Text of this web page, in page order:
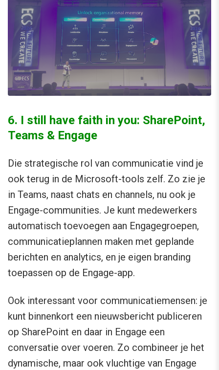
6. I still have faith in you: SharePoint,
Teams & Engage
Die strategische rol van communicatie vind je
ook terug in de Microsoft-tools zelf. Zo zie je
in Teams, naast chats en channels, nu ook je
Engage-communities. Je kunt medewerkers
automatisch toevoegen aan Engagegroepen,
communicatieplannen maken met geplande
berichten en analytics, en je eigen branding
toepassen op de Engage-app.
Ook interessant voor communicatiemensen: je
kunt binnenkort een nieuwsbericht publiceren
op SharePoint en daar in Engage een
conversatie over voeren. Zo combineer je het
dynamische, maar ook vluchtige van Engage